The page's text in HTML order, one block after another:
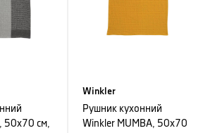
50х70 см,
Winkler
Рушник кухонний
Winkler MUMBA, 50х70